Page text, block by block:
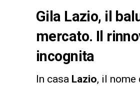
Gila Lazio, il
mercato. Il
incognita
In casa Lazio, il nome